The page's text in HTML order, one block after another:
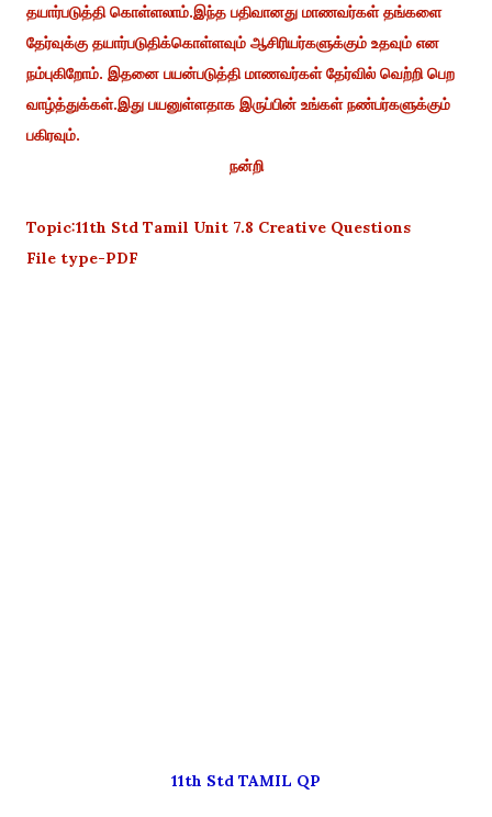
தயார்படுத்தி கொள்ளலாம்.இந்த பதிவானது மாணவர்கள் தங்களை
தேர்வுக்கு தயார்படுதிக்கொள்ளவும் ஆசிரியர்களுக்கும் உதவும் என
நம்புகிறோம். இதனை பயன்படுத்தி மாணவர்கள் தேர்வில் வெற்றி பெற
வாழ்த்துக்கள்.இது பயனுள்ளதாக இருப்பின் உங்கள் நண்பர்களுக்கும்
பகிரவும்.
நன்றி
Topic:11th Std Tamil Unit 7.8 Creative Questions
File type-PDF
11th Std TAMIL QP